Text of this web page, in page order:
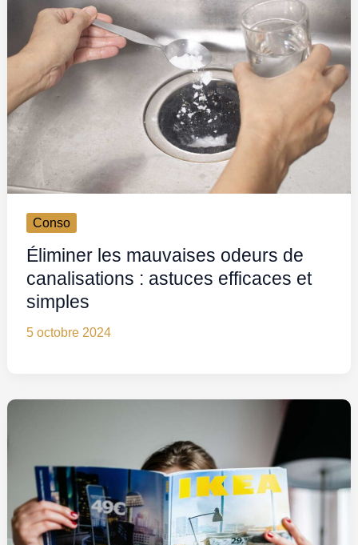
Conso
Éliminer les mauvaises odeurs de
canalisations : astuces efficaces et
simples
5 octobre 2024